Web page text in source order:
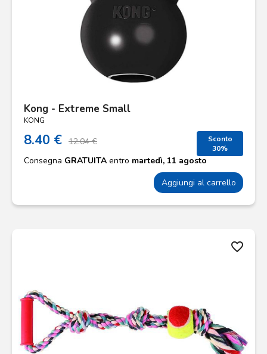
Kong - Extreme Small
KONG
8.40 € 12.04 €
Sconto
30%
Consegna GRATUITA entro martedì, 11 agosto
Aggiungi al carrello
favorite_border